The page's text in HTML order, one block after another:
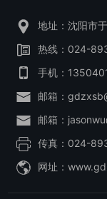
地址：沈阳市
热线： 024-
手机：
邮箱：
邮箱：
传真： 024-
网址：